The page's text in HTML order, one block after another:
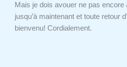
Mais je dois avouer ne pas
jusqu’à maintenant et toute retour
bienvenu! Cordialement.